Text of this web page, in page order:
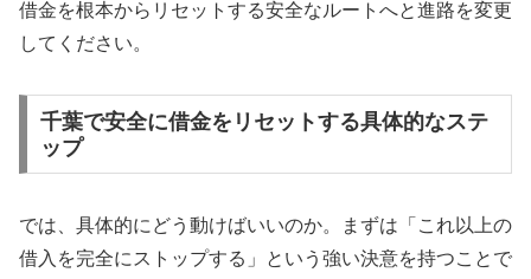
借金を根本からリセットする安全なルートへと進路を変更
してください。
千葉で安全に借金をリセットする具体的なステ
ップ
では、具体的にどう動けばいいのか。まずは「これ以上の
借入を完全にストップする」という強い決意を持つことで